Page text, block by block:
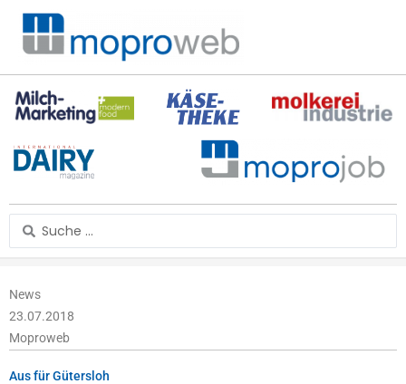
Zum
Inhalt
springen
Search
...
News
23.07.2018
Moproweb
Aus für Gütersloh